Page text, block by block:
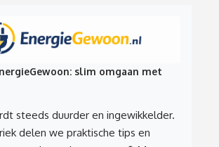
slim omgaan met
steeds duurder en ingewikkelder.
delen we praktische tips en